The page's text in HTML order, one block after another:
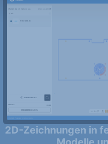
2D-Zeichnungen in